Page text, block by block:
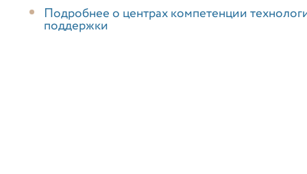
Подробнее о центрах компетенции
поддержки